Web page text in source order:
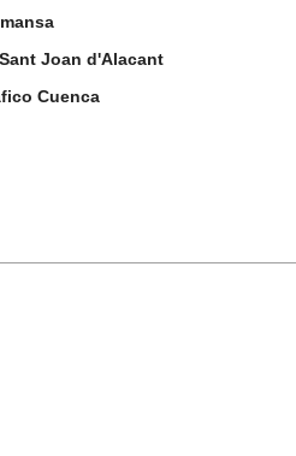
Joan d'Alacant
Cuenca